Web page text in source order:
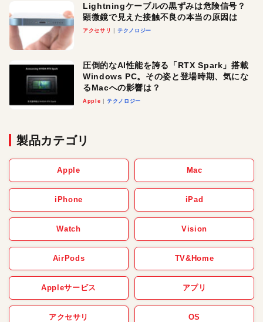
Lightningケーブルの黒ずみは危険信号？
顕微鏡で見えた接触不良の本当の原因は
アクセサリ テクノロジー
圧倒的なAI性能を誇る「RTX Spark」搭載
Windows PC。その姿と登場時期、気にな
るMacへの影響は？
Apple テクノロジー
製品カテゴリ
Apple Mac
iPhone iPad
Watch Vision
AirPods TV&Home
Appleサービス アプリ
アクセサリ OS